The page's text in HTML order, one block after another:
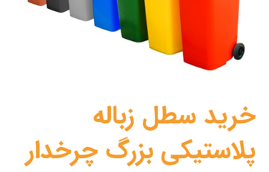
خرید سطل زباله
پلاستیکی بزرگ چرخدار